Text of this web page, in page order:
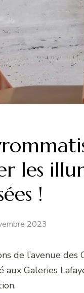
les
!
2023
de l’avenue
aux Galeries